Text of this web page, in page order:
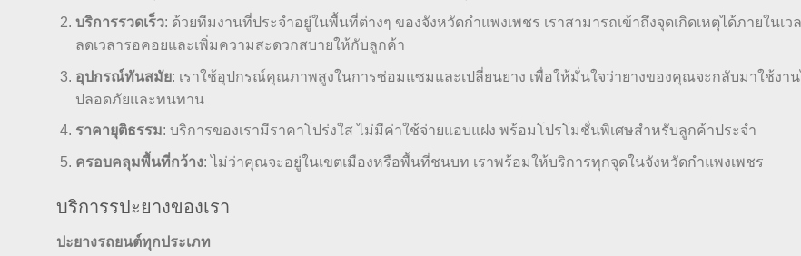
บริการรวดเร็ว: ด้วยทีมงานที่ประจำอยู่ในพื้นที่ต่างๆ ของจังหวัดกำแพงเพชร เราสามารถเข้าถึงจุดเกิดเหตุได้ภายในเว
ลดเวลารอคอยและเพิ่มความสะดวกสบายให้กับลูกค้า
อุปกรณ์ทันสมัย: เราใช้อุปกรณ์คุณภาพสูงในการซ่อมแซมและเปลี่ยนยาง เพื่อให้มั่นใจว่ายางของคุณจะกลับมาใช้งาน
ปลอดภัยและทนทาน
ราคายุติธรรม: บริการของเรามีราคาโปร่งใส ไม่มีค่าใช้จ่ายแอบแฝง พร้อมโปรโมชั่นพิเศษสำหรับลูกค้าประจำ
ครอบคลุมพื้นที่กว้าง: ไม่ว่าคุณจะอยู่ในเขตเมืองหรือพื้นที่ชนบท เราพร้อมให้บริการทุกจุดในจังหวัดกำแพงเพชร
บริการรปะยางของเรา
ปะยางรถยนต์ทุกประเภท